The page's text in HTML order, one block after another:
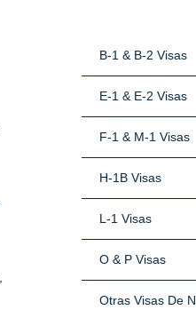
B-1 & B-2 Visas
E-1 & E-2 Visas
F-1 & M-1 Visas
H-1B Visas
L-1 Visas
O & P Visas
Otras Visas De